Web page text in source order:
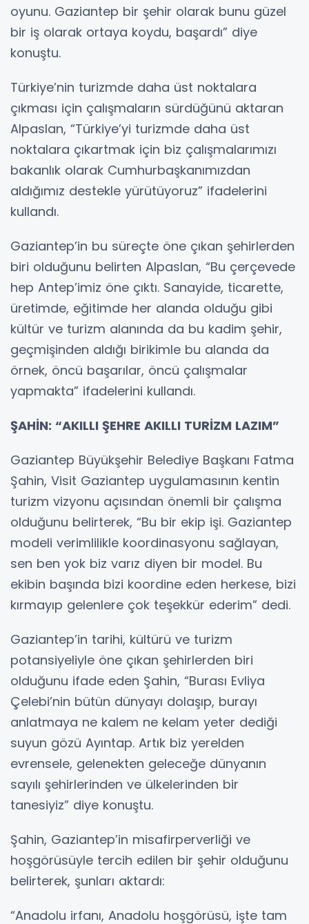
oyunu. Gaziantep bir şehir olarak bunu güzel
bir iş olarak ortaya koydu, başardı” diye
konuştu.
Türkiye’nin turizmde daha üst noktalara
çıkması için çalışmaların sürdüğünü aktaran
Alpaslan, “Türkiye’yi turizmde daha üst
noktalara çıkartmak için biz çalışmalarımızı
bakanlık olarak Cumhurbaşkanımızdan
aldığımız destekle yürütüyoruz” ifadelerini
kullandı.
Gaziantep’in bu süreçte öne çıkan şehirlerden
biri olduğunu belirten Alpaslan, “Bu çerçevede
hep Antep’imiz öne çıktı. Sanayide, ticarette,
üretimde, eğitimde her alanda olduğu gibi
kültür ve turizm alanında da bu kadim şehir,
geçmişinden aldığı birikimle bu alanda da
örnek, öncü başarılar, öncü çalışmalar
yapmakta” ifadelerini kullandı.
ŞAHİN: “AKILLI ŞEHRE AKILLI TURİZM LAZIM”
Gaziantep Büyükşehir Belediye Başkanı Fatma
Şahin, Visit Gaziantep uygulamasının kentin
turizm vizyonu açısından önemli bir çalışma
olduğunu belirterek, “Bu bir ekip işi. Gaziantep
modeli verimlilikle koordinasyonu sağlayan,
sen ben yok biz varız diyen bir model. Bu
ekibin başında bizi koordine eden herkese, bizi
kırmayıp gelenlere çok teşekkür ederim” dedi.
Gaziantep’in tarihi, kültürü ve turizm
potansiyeliyle öne çıkan şehirlerden biri
olduğunu ifade eden Şahin, “Burası Evliya
Çelebi’nin bütün dünyayı dolaşıp, burayı
anlatmaya ne kalem ne kelam yeter dediği
suyun gözü Ayıntap. Artık biz yerelden
evrensele, gelenekten geleceğe dünyanın
sayılı şehirlerinden ve ülkelerinden bir
tanesiyiz” diye konuştu.
Şahin, Gaziantep’in misafirperverliği ve
hoşgörüsüyle tercih edilen bir şehir olduğunu
belirterek, şunları aktardı:
“Anadolu irfanı, Anadolu hoşgörüsü, işte tam